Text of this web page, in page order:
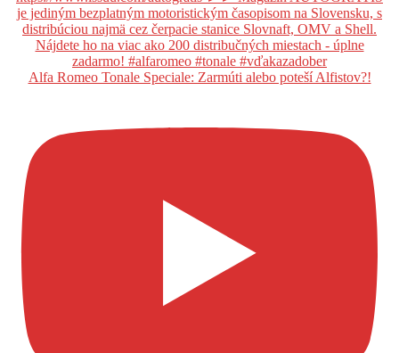
Alfa Romeo Tonale Speciale: Zarmúti alebo poteší Alfistov?!